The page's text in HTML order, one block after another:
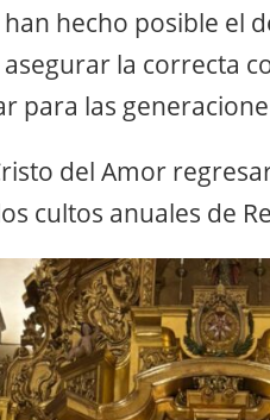
hecho posible el
la correcta
para las
del Amor
cultos anuales de